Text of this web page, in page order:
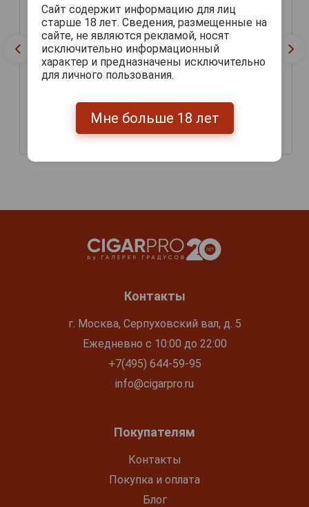
Vegueros Especiales №2
799 руб.
Сигары Vegueros
Mananitas
1 410 руб.
Контакты
г. Москва, Серпуховский вал, д. 5
Ежедневно с 10:00 до 22:00
+7(495) 644-59-95
info@cigarpro.ru
Покупателям
Контакты
Покупка и оплата
Блог
Сайт содержит информацию для лиц
старше 18 лет. Сведения, размещенные на
сайте, не являются рекламой, носят
исключительно информационный
характер и предназначены исключительно
для личного пользования.
Мне больше 18 лет